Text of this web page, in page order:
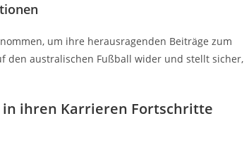
um ihre herausragenden Beiträge zum
den australischen Fußball wider und stellt sicher,
ihren Karrieren Fortschritte